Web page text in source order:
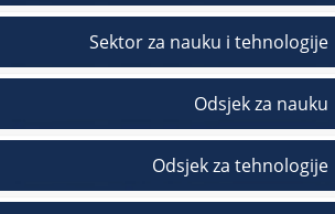
Sektor za nauku i tehnologije
Odsjek za nauku
Odsjek za tehnologije